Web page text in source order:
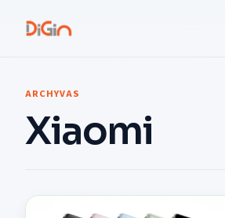
ARCHYVAS
Xiaomi